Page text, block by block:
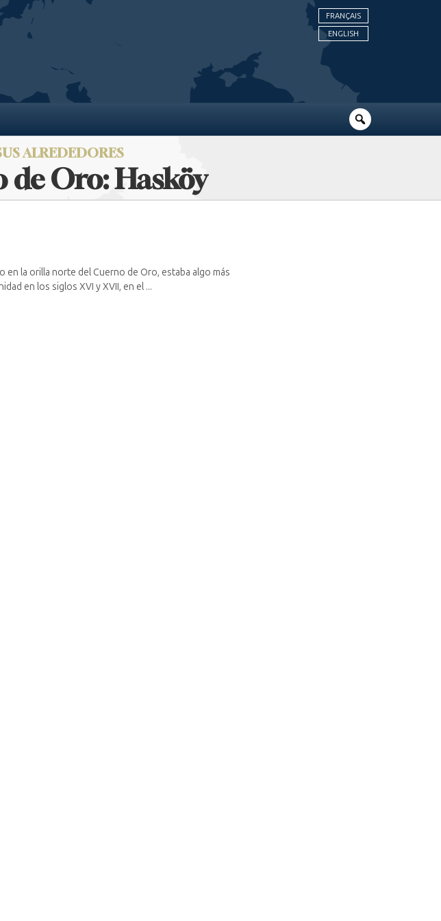
FRANÇAIS
ENGLISH
ALREDEDORES
de Oro: Hasköy
la orilla norte del Cuerno de Oro, estaba algo más
en los siglos XVI y XVII, en el ...